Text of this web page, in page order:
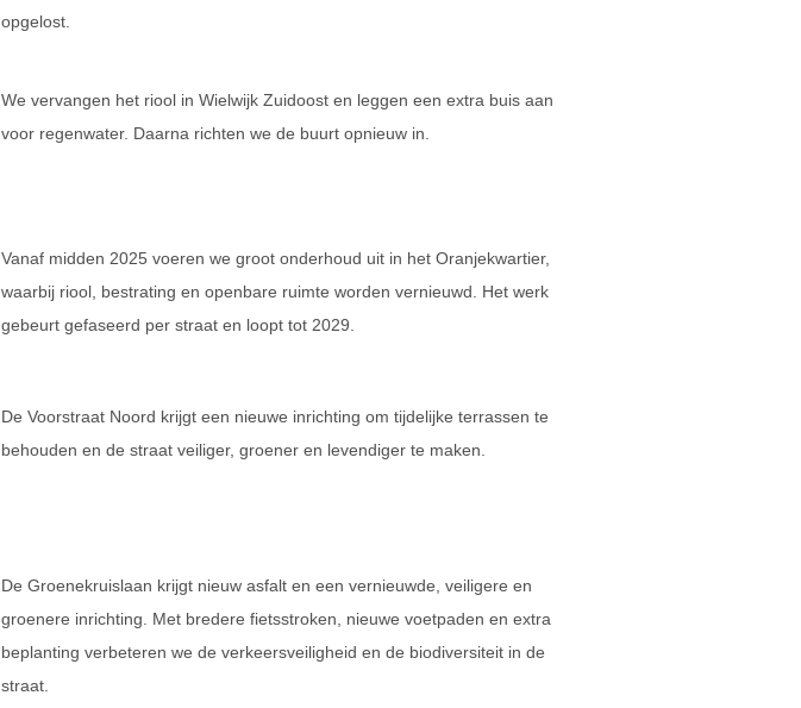
opgelost.
We vervangen het riool in Wielwijk Zuidoost en leggen een extra buis aan
voor regenwater. Daarna richten we de buurt opnieuw in.
Vanaf midden 2025 voeren we groot onderhoud uit in het Oranjekwartier,
waarbij riool, bestrating en openbare ruimte worden vernieuwd. Het werk
gebeurt gefaseerd per straat en loopt tot 2029.
De Voorstraat Noord krijgt een nieuwe inrichting om tijdelijke terrassen te
behouden en de straat veiliger, groener en levendiger te maken.
De Groenekruislaan krijgt nieuw asfalt en een vernieuwde, veiligere en
groenere inrichting. Met bredere fietsstroken, nieuwe voetpaden en extra
beplanting verbeteren we de verkeersveiligheid en de biodiversiteit in de
straat.